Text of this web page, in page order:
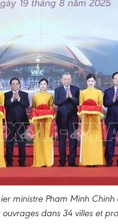
ministre Pham Minh
dans 34 villes et